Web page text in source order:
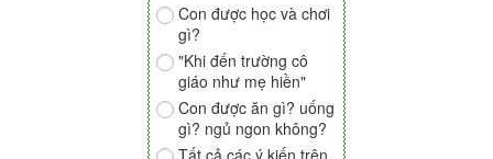
Con được học và chơi
gì?
"Khi đến trường cô
giáo như mẹ hiền"
Con được ăn gì? uống
gì? ngủ ngon không?
Tất cả các ý kiến trên